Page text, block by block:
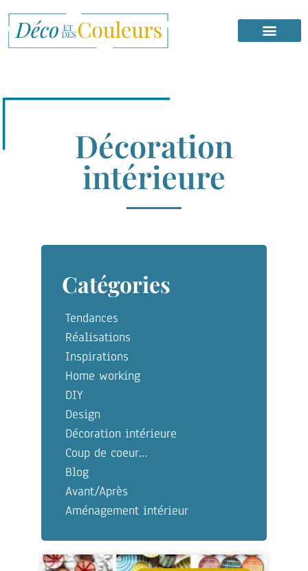
Décoration
intérieure
Catégories
Tendances
Réalisations
Inspirations
Home working
DIY
Design
Décoration intérieure
Coup de coeur…
Blog
Avant/Après
Aménagement intérieur